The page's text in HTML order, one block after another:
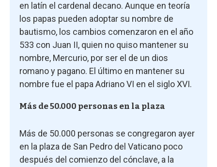
en latín el cardenal decano. Aunque en teoría
los papas pueden adoptar su nombre de
bautismo, los cambios comenzaron en el año
533 con Juan II, quien no quiso mantener su
nombre, Mercurio, por ser el de un dios
romano y pagano. El último en mantener su
nombre fue el papa Adriano VI en el siglo XVI.
Más de 50.000 personas en la plaza
Más de 50.000 personas se congregaron ayer
en la plaza de San Pedro del Vaticano poco
después del comienzo del cónclave, a la